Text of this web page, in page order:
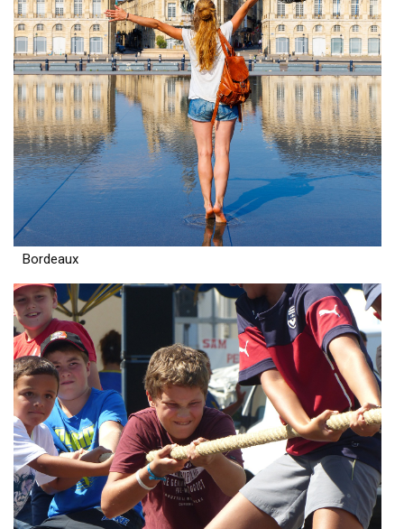
Bordeaux